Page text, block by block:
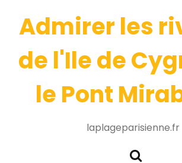
Admirer les
de l'Ile de
le Pont
laplageparisienne.fr